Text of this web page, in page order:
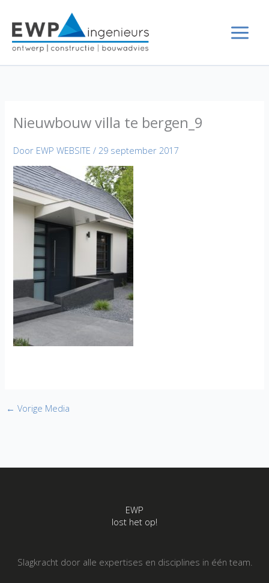
inhoud
Nieuwbouw villa te bergen_9
Door EWP WEBSITE/29 september 2017
← Vorige Media
EWP
lost het op!
Slagkracht door alle expertises en disciplines in één team.